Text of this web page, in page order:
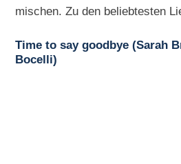
mischen. Zu den beliebtesten
Time to say goodbye (Sarah
Bocelli)